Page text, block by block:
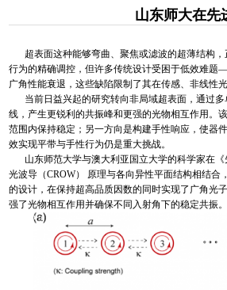
山东师大在先
超表面这种能够弯曲、聚焦或滤波的超薄结构
行为的精确调控，但许多传统设计受困于低效难
广角性能衰退，这些缺陷限制了其在传感、非线性
当前日益兴起的研究转向非局域超表面，通过
线，产生更锐利的共振峰和更强的光物相互作用。
范围内保持稳定；另一方向是构建手性响应，使器
效实现平带与手性行为仍是重大挑战。
山东师范大学与澳大利亚国立大学的科学家在
光波导（CROW） 原理与各向异性平面结构相结
的设计，在保持超高品质因数的同时实现了广角光
强了光物相互作用并确保不同入射角下的稳定共振。